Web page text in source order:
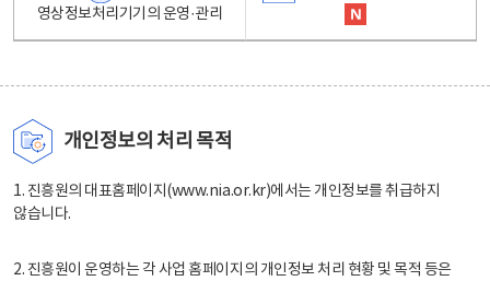
영상정보처리기기의 운영·관리
개인정보의 처리 목적
1. 진흥원의 대표홈페이지(www.nia.or.kr)에서는 개인정보를 취급하지
않습니다.
2. 진흥원이 운영하는 각 사업 홈페이지의 개인정보 처리 현황 및 목적 등은